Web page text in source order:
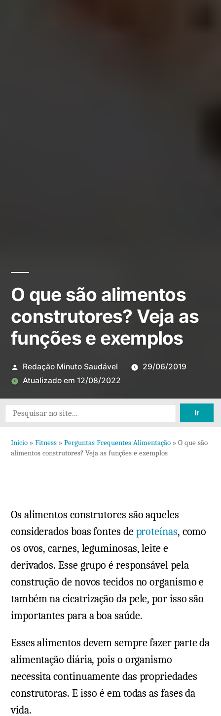
O que são alimentos
construtores? Veja as
funções e exemplos
Redação Minuto Saudável
29/06/2019
Atualizado em 12/08/2022
Deixe
em
O
construtores?
Veja
funções
e
exemplos
Search
for:
Início » Fitness » Perguntas Frequentes Alimentação » O que são
alimentos construtores? Veja as funções e exemplos
Os alimentos construtores são aqueles
considerados boas fontes deproteínas, como
os ovos, carnes, leguminosas, leite e
derivados. Esse grupo é responsável pela
construção de novos tecidos no organismo e
também na cicatrização da pele, por isso são
importantes para a boa saúde.
Esses alimentos devem sempre fazer parte da
alimentação diária, pois o organismo
necessita continuamente das propriedades
construtoras. E isso é em todas as fases da
vida.